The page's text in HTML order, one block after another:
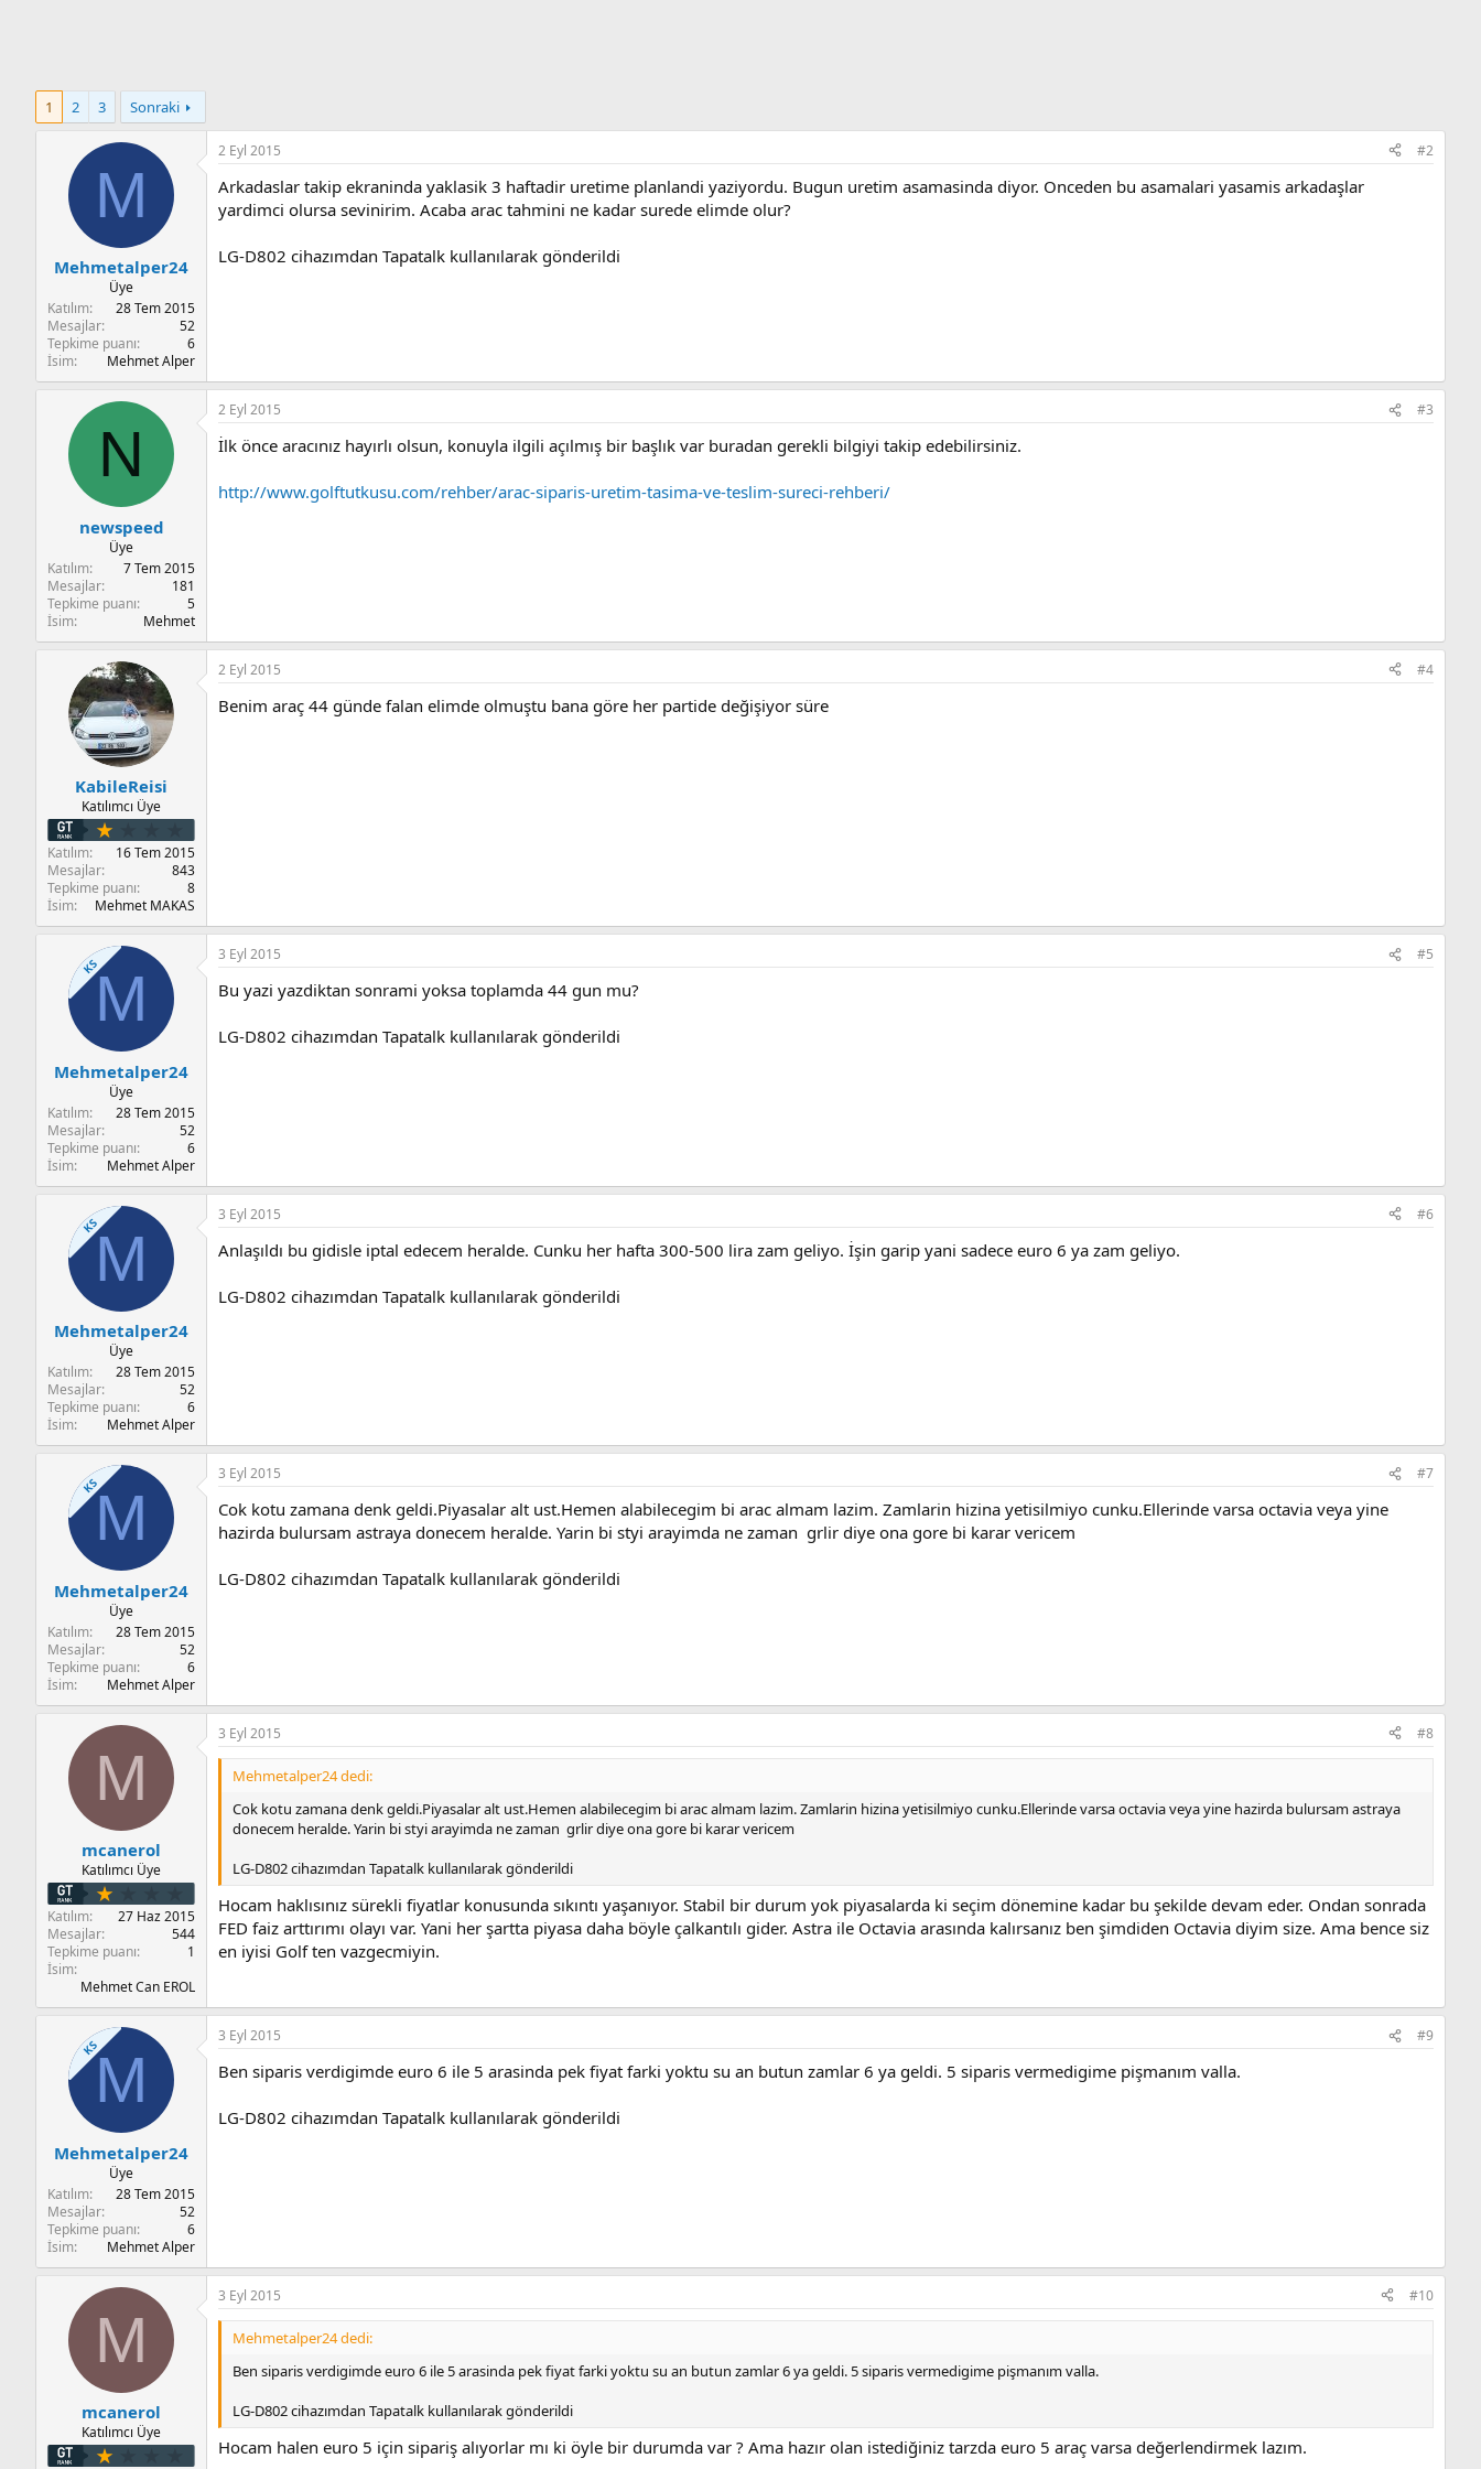
1 2 3 Sonraki
M
Mehmetalper24
Üye
Katılım
28 Tem 2015
Mesajlar
52
Tepkime puanı
6
İsim
Mehmet Alper
2 Eyl 2015 #2
Arkadaslar takip ekraninda yaklasik 3 haftadir uretime planlandi yaziyordu. Bugun uretim asamasinda diyor. Onceden bu asamalari yasamis arkadaşlar
yardimci olursa sevinirim. Acaba arac tahmini ne kadar surede elimde olur?
LG-D802 cihazımdan Tapatalk kullanılarak gönderildi
N
newspeed
Üye
Katılım
7 Tem 2015
Mesajlar
181
Tepkime puanı
5
İsim
Mehmet
2 Eyl 2015 #3
İlk önce aracınız hayırlı olsun, konuyla ilgili açılmış bir başlık var buradan gerekli bilgiyi takip edebilirsiniz.
http://www.golftutkusu.com/rehber/arac-siparis-uretim-tasima-ve-teslim-sureci-rehberi/
KabileReisi
Katılımcı Üye
Katılım
16 Tem 2015
Mesajlar
843
Tepkime puanı
8
İsim
Mehmet MAKAS
2 Eyl 2015 #4
Benim araç 44 günde falan elimde olmuştu bana göre her partide değişiyor süre
KSM
Mehmetalper24
Üye
Katılım
28 Tem 2015
Mesajlar
52
Tepkime puanı
6
İsim
Mehmet Alper
3 Eyl 2015 #5
Bu yazi yazdiktan sonrami yoksa toplamda 44 gun mu?
LG-D802 cihazımdan Tapatalk kullanılarak gönderildi
KSM
Mehmetalper24
Üye
Katılım
28 Tem 2015
Mesajlar
52
Tepkime puanı
6
İsim
Mehmet Alper
3 Eyl 2015 #6
Anlaşıldı bu gidisle iptal edecem heralde. Cunku her hafta 300-500 lira zam geliyo. İşin garip yani sadece euro 6 ya zam geliyo.
LG-D802 cihazımdan Tapatalk kullanılarak gönderildi
KSM
Mehmetalper24
Üye
Katılım
28 Tem 2015
Mesajlar
52
Tepkime puanı
6
İsim
Mehmet Alper
3 Eyl 2015 #7
Cok kotu zamana denk geldi.Piyasalar alt ust.Hemen alabilecegim bi arac almam lazim. Zamlarin hizina yetisilmiyo cunku.Ellerinde varsa octavia veya yine
hazirda bulursam astraya donecem heralde. Yarin bi styi arayimda ne zaman grlir diye ona gore bi karar vericem
LG-D802 cihazımdan Tapatalk kullanılarak gönderildi
M
mcanerol
Katılımcı Üye
Katılım
27 Haz 2015
Mesajlar
544
Tepkime puanı
1
İsim
Mehmet Can EROL
3 Eyl 2015 #8
Mehmetalper24 dedi:
Cok kotu zamana denk geldi.Piyasalar alt ust.Hemen alabilecegim bi arac almam lazim. Zamlarin hizina yetisilmiyo cunku.Ellerinde varsa octavia veya yine hazirda bulursam astraya
donecem heralde. Yarin bi styi arayimda ne zaman grlir diye ona gore bi karar vericem
LG-D802 cihazımdan Tapatalk kullanılarak gönderildi
Hocam haklısınız sürekli fiyatlar konusunda sıkıntı yaşanıyor. Stabil bir durum yok piyasalarda ki seçim dönemine kadar bu şekilde devam eder. Ondan sonrada
FED faiz arttırımı olayı var. Yani her şartta piyasa daha böyle çalkantılı gider. Astra ile Octavia arasında kalırsanız ben şimdiden Octavia diyim size. Ama bence siz
en iyisi Golf ten vazgecmiyin.
KSM
Mehmetalper24
Üye
Katılım
28 Tem 2015
Mesajlar
52
Tepkime puanı
6
İsim
Mehmet Alper
3 Eyl 2015 #9
Ben siparis verdigimde euro 6 ile 5 arasinda pek fiyat farki yoktu su an butun zamlar 6 ya geldi. 5 siparis vermedigime pişmanım valla.
LG-D802 cihazımdan Tapatalk kullanılarak gönderildi
M
mcanerol
Katılımcı Üye
3 Eyl 2015 #10
Mehmetalper24 dedi:
Ben siparis verdigimde euro 6 ile 5 arasinda pek fiyat farki yoktu su an butun zamlar 6 ya geldi. 5 siparis vermedigime pişmanım valla.
LG-D802 cihazımdan Tapatalk kullanılarak gönderildi
Hocam halen euro 5 için sipariş alıyorlar mı ki öyle bir durumda var ? Ama hazır olan istediğiniz tarzda euro 5 araç varsa değerlendirmek lazım.